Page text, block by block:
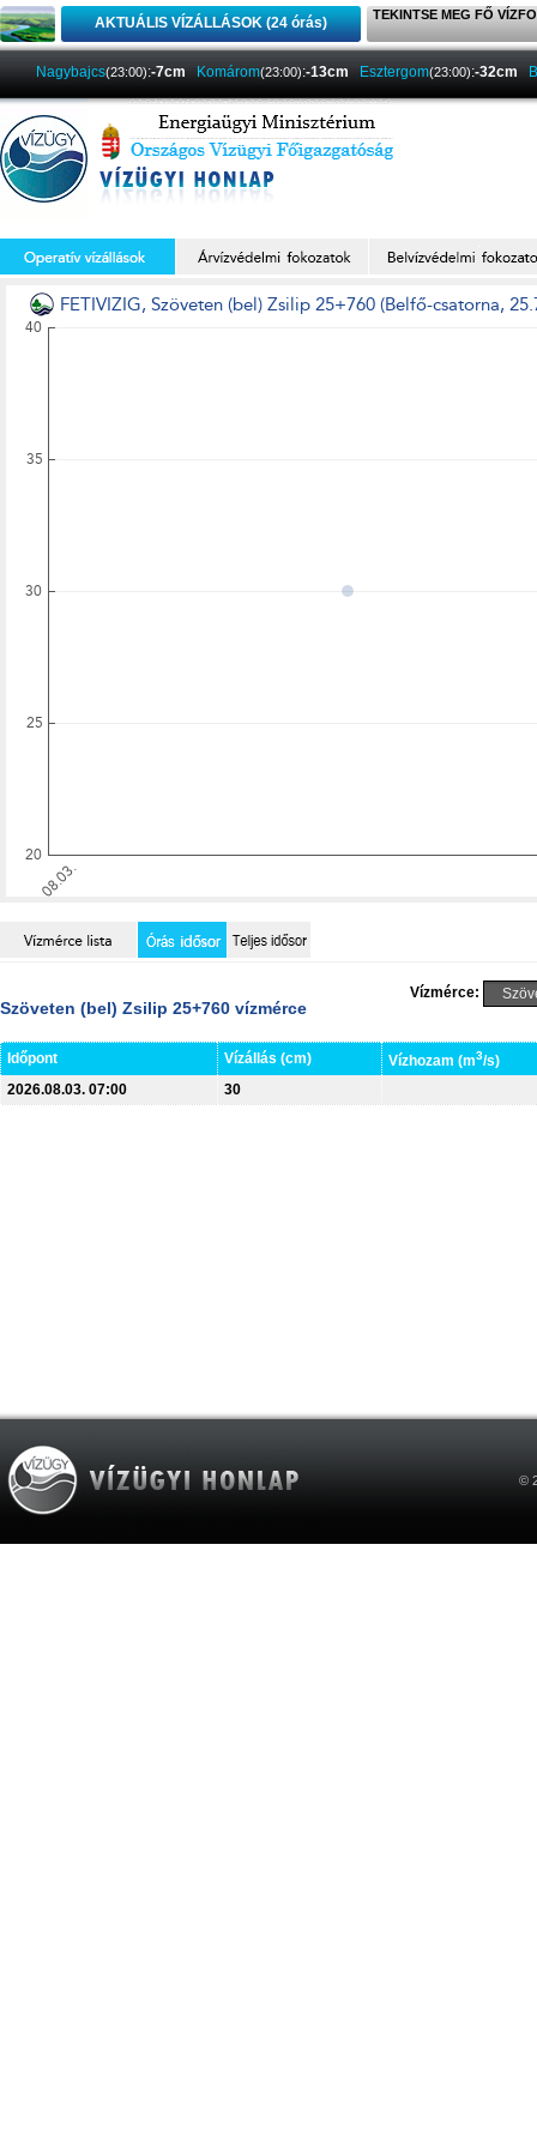
AKTUÁLIS VÍZÁLLÁSOK (24 órás) TEKINTSE MEG FŐ
Nagybajcs(23:00):-7cm Komárom(23:00):-13cm Esztergom(23:00):-32cm
Vízmérce:
Szöveten (bel) Zsilip 25+760 vízmérce
Időpont Vízállás (cm) Vízhozam (m3/s)
2026.08.03. 07:00
30
©